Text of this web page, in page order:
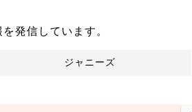
発信しています。
ジャニーズ